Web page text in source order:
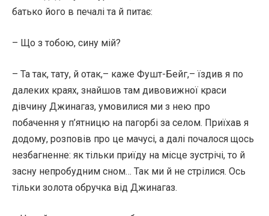
батько його в печалі та й питає:
– Що з тобою, сину мій?
– Та так, тату, й отак,– каже Фушт-Бейг,– їздив я по
далеких краях, знайшов там дивовижної краси
дівчину Джинагаз, умовилися ми з нею про
побачення у п’ятницю на пагорбі за селом. Приїхав я
додому, розповів про це мачусі, а далі почалося щось
незбагненне: як тільки приїду на місце зустрічі, то й
засну непробудним сном… Так ми й не стрілися. Ось
тільки золота обручка від Джинагаз.